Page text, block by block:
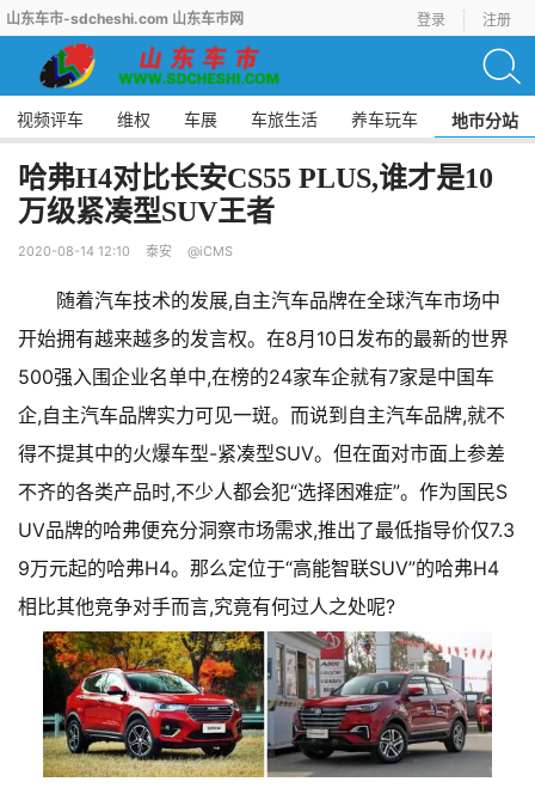
山东车市-sdcheshi.com 山东车市网 登录 注册
视频评车 维权 车展 车旅生活 养车玩车 地市分站
哈弗H4对比长安CS55 PLUS,谁才是10
万级紧凑型SUV王者
2020-08-14 12:10 泰安 @iCMS
随着汽车技术的发展,自主汽车品牌在全球汽车市场中
开始拥有越来越多的发言权。在8月10日发布的最新的世界
500强入围企业名单中,在榜的24家车企就有7家是中国车
企,自主汽车品牌实力可见一斑。而说到自主汽车品牌,就不
得不提其中的火爆车型-紧凑型SUV。但在面对市面上参差
不齐的各类产品时,不少人都会犯“选择困难症”。作为国民S
UV品牌的哈弗便充分洞察市场需求,推出了最低指导价仅7.3
9万元起的哈弗H4。那么定位于“高能智联SUV”的哈弗H4
相比其他竞争对手而言,究竟有何过人之处呢?